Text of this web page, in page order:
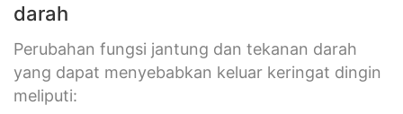
darah
Perubahan fungsi jantung dan tekanan darah
yang dapat menyebabkan keluar keringat dingin
meliputi: